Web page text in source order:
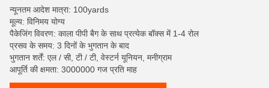
न्यूनतम आदेश मात्रा: 100yards
मूल्य: विनिमय योग्य
पैकेजिंग विवरण: काला पीपी बैग के साथ प्रत्येक बॉक्स में 1-4 रोल
प्रसव के समय: 3 दिनों के भुगतान के बाद
भुगतान शर्तें: एल / सी, टी / टी, वेस्टर्न यूनियन, मनीग्राम
आपूर्ति की क्षमता: 3000000 गज प्रति माह